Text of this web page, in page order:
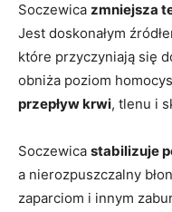
Soczewica zmniejsza
Jest doskonałym
które przyczyniają się
obniża poziom
przepływ krwi, tlenu i
Soczewica stabilizuje
a nierozpuszczalny
zaparciom i innym